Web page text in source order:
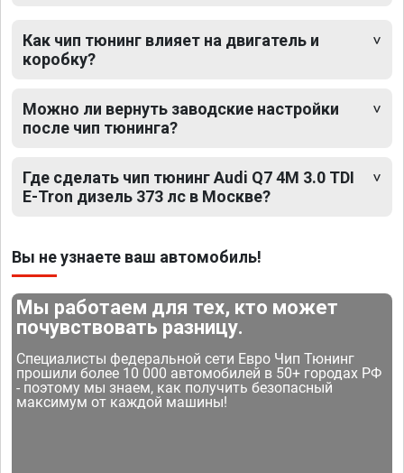
Как чип тюнинг влияет на двигатель и
коробку?
Можно ли вернуть заводские настройки
после чип тюнинга?
Где сделать чип тюнинг Audi Q7 4M 3.0 TDI
E-Tron дизель 373 лс в Москве?
Вы не узнаете ваш автомобиль!
Мы работаем для тех, кто может
почувствовать разницу.
Специалисты федеральной сети Евро Чип Тюнинг
прошили более 10 000 автомобилей в 50+ городах РФ
- поэтому мы знаем, как получить безопасный
максимум от каждой машины!